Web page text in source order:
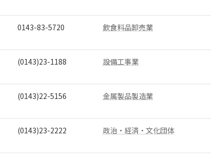
0143-83-5720 飲食料品卸売業
(0143)23-1188 設備工事業
(0143)22-5156 金属製品製造業
(0143)23-2222 政治・経済・文化団体